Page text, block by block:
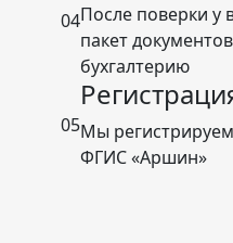
04После поверки у
пакет
бухгалтерию
05Мы
ФГИС «Аршин»